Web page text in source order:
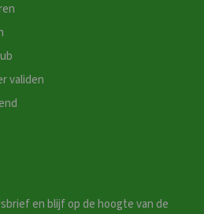
validen
en blijf op de hoogte van de